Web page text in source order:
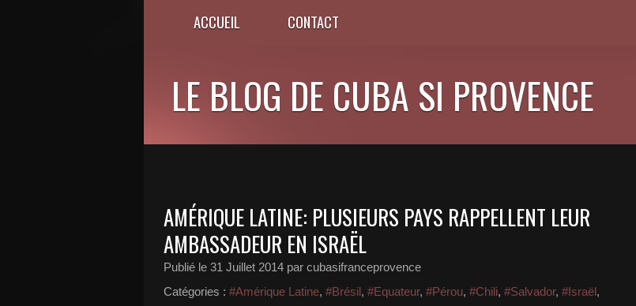
ACCUEIL CONTACT
LE BLOG DE CUBA SI PROVENCE
AMÉRIQUE LATINE: PLUSIEURS PAYS RAPPELLENT LEUR
AMBASSADEUR EN ISRAËL
Publié le 31 Juillet 2014 par cubasifranceprovence
Catégories : #Amérique Latine, #Brésil, #Equateur, #Pérou, #Chili, #Salvador, #Israël,